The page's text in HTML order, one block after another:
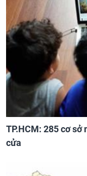
TP.HCM: 285 cơ
cửa